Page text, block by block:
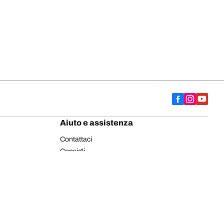
Aiuto e assistenza
Contattaci
Consigli